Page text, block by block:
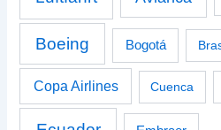
Boeing Bogotá
Copa Airlines Cuenca